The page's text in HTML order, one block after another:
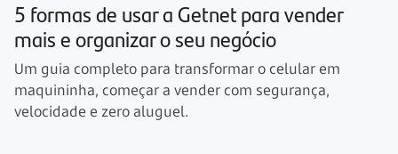
5 formas de usar a Getnet para vender
mais e organizar o seu negócio
Um guia completo para transformar o celular em
maquininha, começar a vender com segurança,
velocidade e zero aluguel.